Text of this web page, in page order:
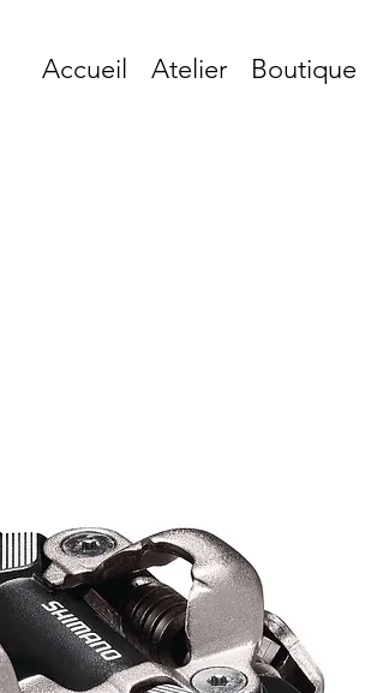
Accueil Atelier Boutique